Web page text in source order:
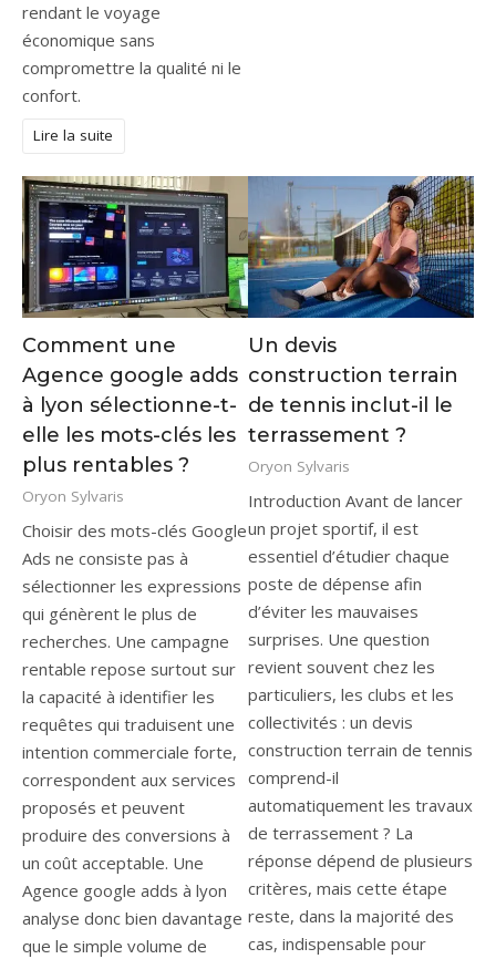
rendant le voyage
économique sans
compromettre la qualité ni le
confort.
Lire la suite
Comment une
Agence google adds
à lyon sélectionne-t-
elle les mots-clés les
plus rentables ?
Oryon Sylvaris
Choisir des mots-clés Google
Ads ne consiste pas à
sélectionner les expressions
qui génèrent le plus de
recherches. Une campagne
rentable repose surtout sur
la capacité à identifier les
requêtes qui traduisent une
intention commerciale forte,
correspondent aux services
proposés et peuvent
produire des conversions à
un coût acceptable. Une
Agence google adds à lyon
analyse donc bien davantage
que le simple volume de
Un devis
construction terrain
de tennis inclut-il le
terrassement ?
Oryon Sylvaris
Introduction Avant de lancer
un projet sportif, il est
essentiel d’étudier chaque
poste de dépense afin
d’éviter les mauvaises
surprises. Une question
revient souvent chez les
particuliers, les clubs et les
collectivités : un devis
construction terrain de tennis
comprend-il
automatiquement les travaux
de terrassement ? La
réponse dépend de plusieurs
critères, mais cette étape
reste, dans la majorité des
cas, indispensable pour